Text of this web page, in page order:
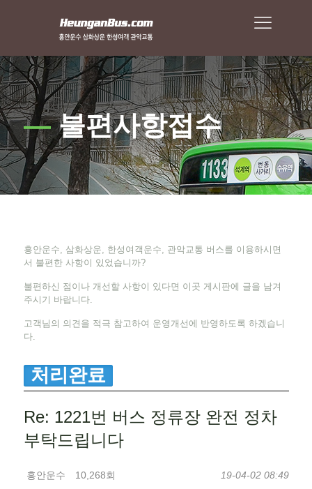
—불편사항접수
흥안운수, 삼화상운, 한성여객운수, 관악교통 버스를 이용하시면
서 불편한 사항이 있었습니까?
불편하신 점이나 개선할 사항이 있다면 이곳 게시판에 글을 남겨
주시기 바랍니다.
고객님의 의견을 적극 참고하여 운영개선에 반영하도록 하겠습니
다.
처리완료
Re: 1221번 버스 정류장 완전 정차
부탁드립니다
흥안운수 10,268회 19-04-02 08:49